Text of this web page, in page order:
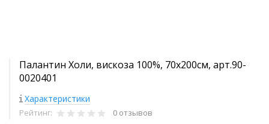
Палантин Холи, вискоза 100%, 70х200см, арт.90-
0020401
Характеристики
Рейтинг: 0 отзывов